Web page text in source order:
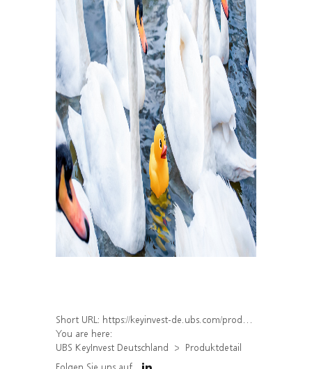
Short URL: https://keyinvest-de.ubs.com/produkt/detail/index/isin/DE000WA5PU84
You are here:
UBS KeyInvest Deutschland
Produktdetail
Folgen Sie uns auf